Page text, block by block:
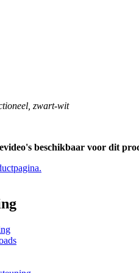
zwart-wit
beschikbaar voor dit